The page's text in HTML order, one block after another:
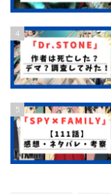
4
5